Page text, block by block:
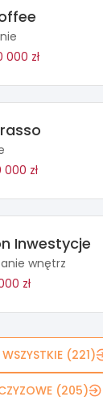
000 zł
000 zł
Inwestycje
wnętrz
zł
(221)
(205)